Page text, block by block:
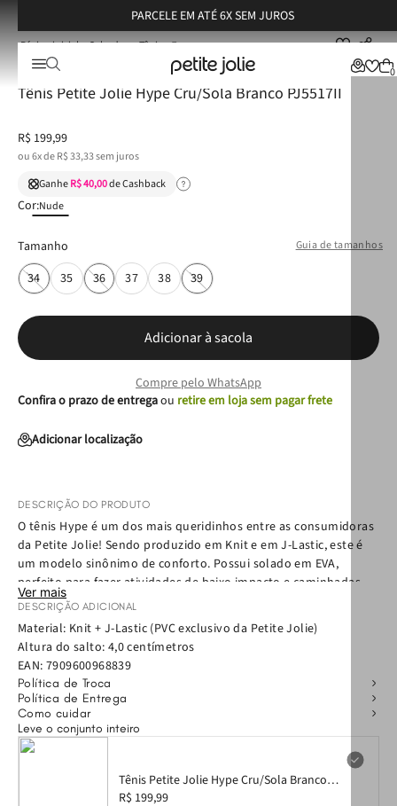
PARCELE EM ATÉ 6X SEM JUROS
0
Calçados Tênis Tênis Petite Jolie Hype Cru/Sola Branco PJ5517II
☆☆
Tênis Petite Jolie Hype Cru/Sola Branco PJ5517II
R$ 199,99
ou6x deR$33,33sem juros
GanheR$ 40,00de Cashback
Cor:Nude
Guia de tamanhos
Tamanho
34
35 36 37 38 39
Adicionar à sacola
Compre pelo WhatsApp
Confira o prazo de entregaou retire em loja sem pagar frete
Adicionar localização
DESCRIÇÃO DO PRODUTO
O tênis Hype é um dos mais queridinhos entre as consumidoras
da Petite Jolie! Sendo produzido em Knit e em J-Lastic, este é
um modelo sinônimo de conforto. Possui solado em EVA,
perfeito para fazer atividades de baixo impacto e caminhadas.
Repaginado e ainda mais estiloso, ele traz a tendência
sportstyle para o dia a dia da mulher moderna!
Ver mais
DESCRIÇÃO ADICIONAL
Material: Knit + J-Lastic (PVC exclusivo da Petite Jolie)
Altura do salto: 4,0 centímetros
EAN: 7909600968839
Política de Troca
Política de Entrega
Como cuidar
Leve o conjunto inteiro
Tênis Petite Jolie Hype Cru/Sola Branco
PJ5517II 35
R$ 199,99